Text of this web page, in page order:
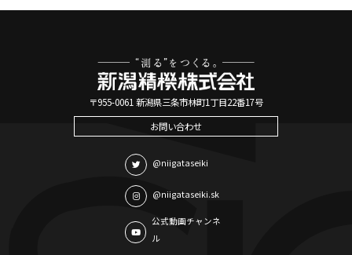
〒955-0061 新潟県三条市林町1丁目22番17号
お問い合わせ
@niigataseiki
@niigataseiki.sk
公式動画チャンネ
ル